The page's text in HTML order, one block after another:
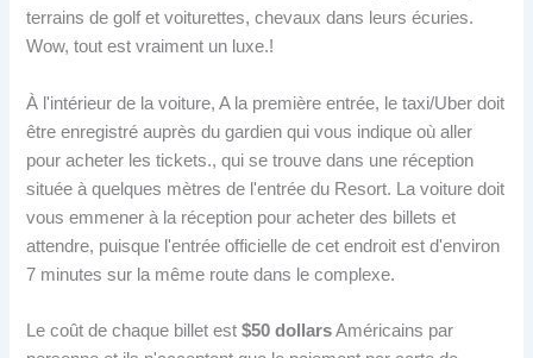
terrains de golf et voiturettes, chevaux dans leurs écuries.
Wow, tout est vraiment un luxe.!
À l'intérieur de la voiture, A la première entrée, le taxi/Uber doit
être enregistré auprès du gardien qui vous indique où aller
pour acheter les tickets., qui se trouve dans une réception
située à quelques mètres de l'entrée du Resort. La voiture doit
vous emmener à la réception pour acheter des billets et
attendre, puisque l'entrée officielle de cet endroit est d'environ
7 minutes sur la même route dans le complexe.
Le coût de chaque billet est$50 dollarsAméricains par